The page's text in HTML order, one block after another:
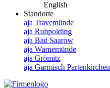
English
Standorte
aja Travemünde
aja Ruhpolding
aja Bad Saarow
aja Warnemünde
aja Grömitz
aja Garmisch Partenkirchen